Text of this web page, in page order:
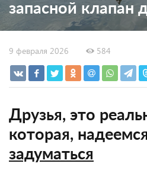
запасной клапан
9 февраля 2026 584
Друзья, это
которая,
задуматься